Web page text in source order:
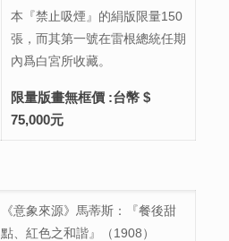
本『禁止吸煙』的絹版限量150
張，而其第一號在雷根總統任期
內爲白宮所收藏。
限量版畫無框價 :台幣 $
75,000元
《意象來源》馬蒂斯：『餐後甜
點、紅色之和諧』（1908）